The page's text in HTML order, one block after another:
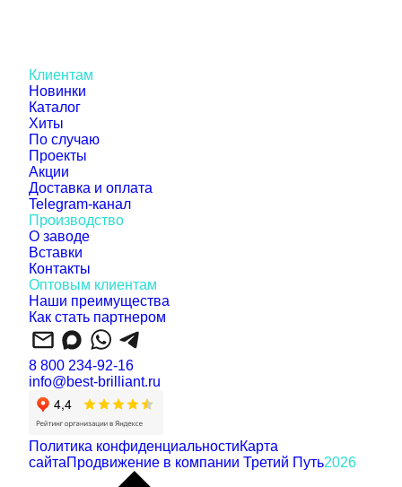
Клиентам
Новинки
Каталог
Хиты
По случаю
Проекты
Акции
Доставка и оплата
Telegram-канал
Производство
О заводе
Вставки
Контакты
Оптовым клиентам
Наши преимущества
Как стать партнером
8 800 234-92-16
info@best-brilliant.ru
Политика конфиденциальностиКарта
сайтаПродвижение в компании Третий Путь2026